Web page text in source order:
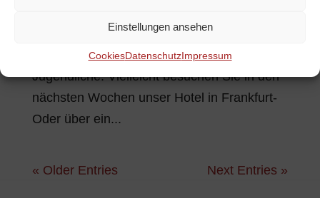
Einstellungen ansehen
CookiesDatenschutzImpressum
gefächert. Die Jüngsten finden ebenso
spannende Freizeitaktivitäten wie
Jugendliche. Vielleicht besuchen Sie in den
nächsten Wochen unser Hotel in Frankfurt-
Oder über ein...
« Older Entries Next Entries »